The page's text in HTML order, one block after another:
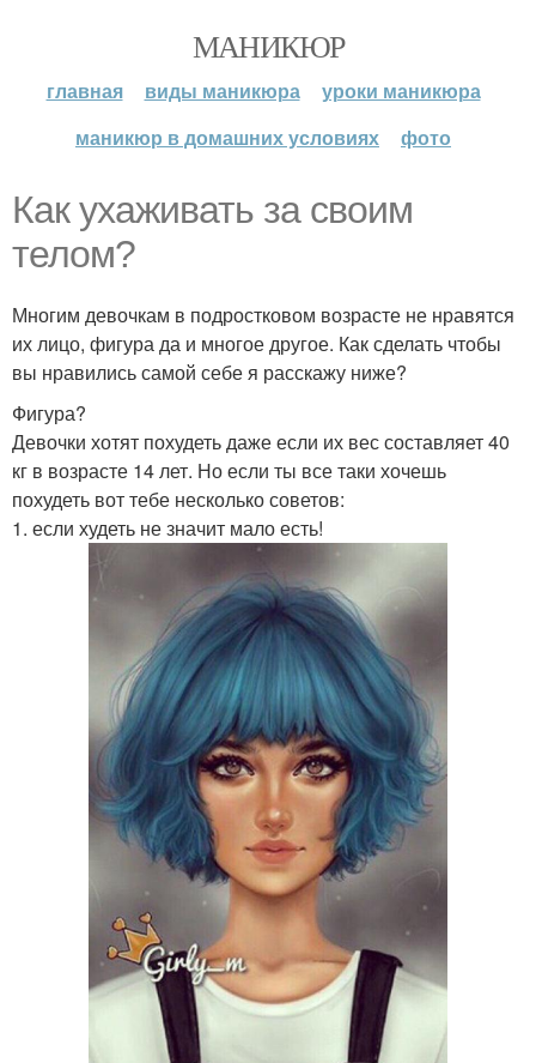
МАНИКЮР
главная виды маникюра
уроки маникюра
маникюр в домашних условиях
фото
Как ухаживать за своим
телом?
Многим девочкам в подростковом возрасте не нравятся
их лицо, фигура да и многое другое. Как сделать чтобы
вы нравились самой себе я расскажу ниже?
Фигура?
Девочки хотят похудеть даже если их вес составляет 40
кг в возрасте 14 лет. Но если ты все таки хочешь
похудеть вот тебе несколько советов:
1. если худеть не значит мало есть!